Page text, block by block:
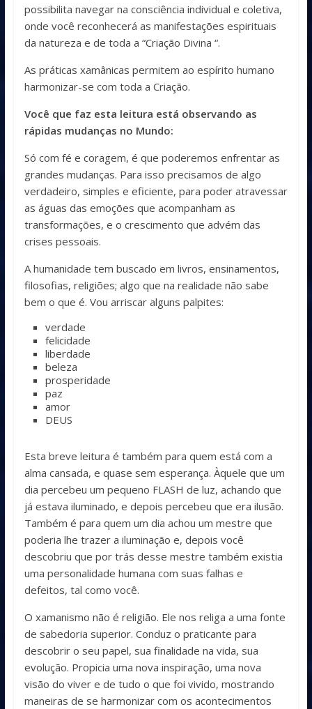
possibilita navegar na consciência individual e coletiva,
onde você reconhecerá as manifestações espirituais
da natureza e de toda a “Criação Divina “.
As práticas xamânicas permitem ao espírito humano
harmonizar-se com toda a Criação.
Você que faz esta leitura está observando as
rápidas mudanças no Mundo:
Só com fé e coragem, é que poderemos enfrentar as
grandes mudanças. Para isso precisamos de algo
verdadeiro, simples e eficiente, para poder atravessar
as águas das emoções que acompanham as
transformações, e o crescimento que advém das
crises pessoais.
A humanidade tem buscado em livros, ensinamentos,
filosofias, religiões; algo que na realidade não sabe
bem o que é. Vou arriscar alguns palpites:
verdade
felicidade
liberdade
beleza
prosperidade
paz
amor
DEUS
Esta breve leitura é também para quem está com a
alma cansada, e quase sem esperança. Àquele que um
dia percebeu um pequeno FLASH de luz, achando que
já estava iluminado, e depois percebeu que era ilusão.
Também é para quem um dia achou um mestre que
poderia lhe trazer a iluminação e, depois você
descobriu que por trás desse mestre também existia
uma personalidade humana com suas falhas e
defeitos, tal como você.
O xamanismo não é religião. Ele nos religa a uma fonte
de sabedoria superior. Conduz o praticante para
descobrir o seu papel, sua finalidade na vida, sua
evolução. Propicia uma nova inspiração, uma nova
visão do viver e de tudo o que foi vivido, mostrando
maneiras de se harmonizar com os acontecimentos